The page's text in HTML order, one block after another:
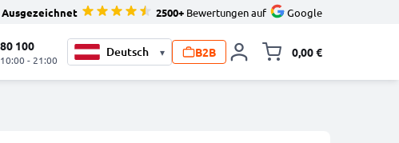
Ausgezeichnet 2500+ Bewertungen auf Google
100
- 21:00
▾ B2B 0,00 €